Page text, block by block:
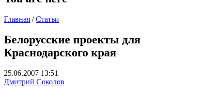
Главная / Статьи
Белорусские проекты для
Краснодарского края
25.06.2007 13:51
Дмитрий Соколов